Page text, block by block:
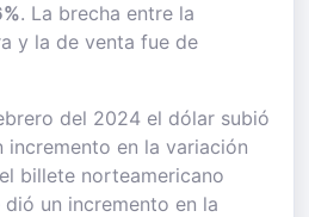
. La brecha entre la
y la de venta fue de
del 2024 el dólar subió
incremento en la variación
billete norteamericano
un incremento en la